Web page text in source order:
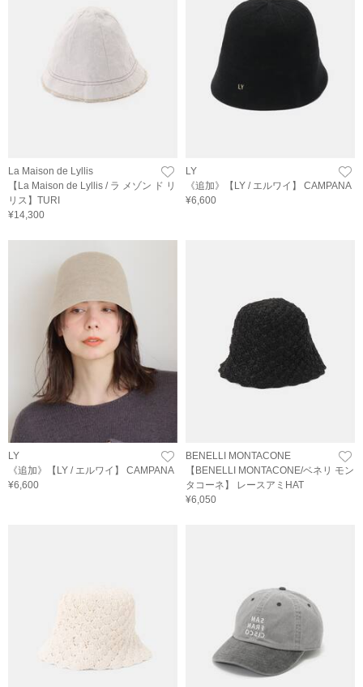
La Maison de Lyllis
【La Maison de Lyllis / ラ メゾン ド リ
リス】TURI
¥14,300
LY
《追加》【LY / エルワイ】 CAMPANA
¥6,600
LY
《追加》【LY / エルワイ】 CAMPANA
¥6,600
BENELLI MONTACONE
【BENELLI MONTACONE/ベネリ モン
タコーネ】 レースアミHAT
¥6,050